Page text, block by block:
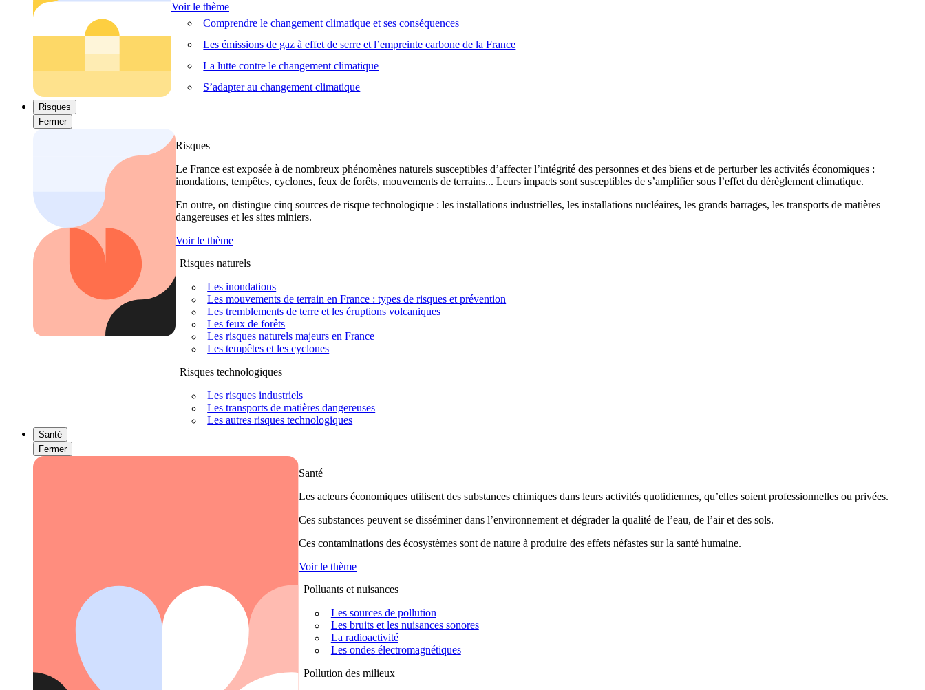
Voir le thème
Comprendre le changement climatique et ses conséquences
Les émissions de gaz à effet de serre et l’empreinte carbone de la France
La lutte contre le changement climatique
S’adapter au changement climatique
Risques
Fermer
Risques
Le France est exposée à de nombreux phénomènes naturels susceptibles d’affecter l’intégrité des personnes et des biens et de perturber les activités économiques :
inondations, tempêtes, cyclones, feux de forêts, mouvements de terrains... Leurs impacts sont susceptibles de s’amplifier sous l’effet du dérèglement climatique.
En outre, on distingue cinq sources de risque technologique : les installations industrielles, les installations nucléaires, les grands barrages, les transports de matières
dangereuses et les sites miniers.
Voir le thème
Risques naturels
Les inondations
Les mouvements de terrain en France : types de risques et prévention
Les tremblements de terre et les éruptions volcaniques
Les feux de forêts
Les risques naturels majeurs en France
Les tempêtes et les cyclones
Risques technologiques
Les risques industriels
Les transports de matières dangereuses
Les autres risques technologiques
Santé
Fermer
Santé
Les acteurs économiques utilisent des substances chimiques dans leurs activités quotidiennes, qu’elles soient professionnelles ou privées.
Ces substances peuvent se disséminer dans l’environnement et dégrader la qualité de l’eau, de l’air et des sols.
Ces contaminations des écosystèmes sont de nature à produire des effets néfastes sur la santé humaine.
Voir le thème
Polluants et nuisances
Les sources de pollution
Les bruits et les nuisances sonores
La radioactivité
Les ondes électromagnétiques
Pollution des milieux